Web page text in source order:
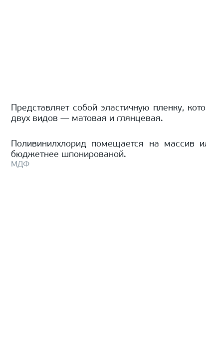
Представляет собой эластичную пленку,
двух видов — матовая и глянцевая.
Поливинилхлорид помещается на массив
бюджетнее шпонированой.
МДФ